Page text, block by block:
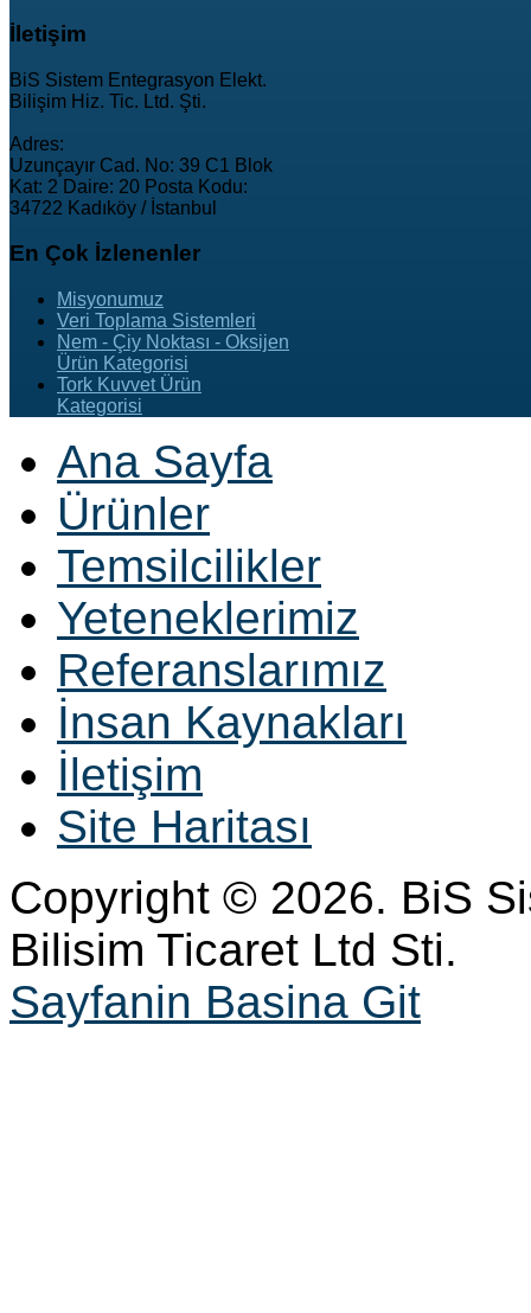
İletişim
BiS Sistem Entegrasyon Elekt.
Bilişim Hiz. Tic. Ltd. Şti.
Adres:
Uzunçayır Cad. No: 39 C1 Blok
Kat: 2 Daire: 20 Posta Kodu:
34722 Kadıköy / İstanbul
En Çok İzlenenler
Misyonumuz
Veri Toplama Sistemleri
Nem - Çiy Noktası - Oksijen
Ürün Kategorisi
Tork Kuvvet Ürün
Kategorisi
Ana Sayfa
Ürünler
Temsilcilikler
Yeteneklerimiz
Referanslarımız
İnsan Kaynakları
İletişim
Site Haritası
Copyright © 2026. BiS
Bilisim Ticaret Ltd Sti.
Sayfanin Basina Git